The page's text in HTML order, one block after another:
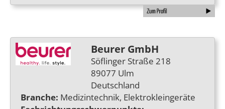
Beurer GmbH
Söflinger Straße 218
89077 Ulm
Deutschland
Branche: Medizintechnik, Elektrokleingeräte